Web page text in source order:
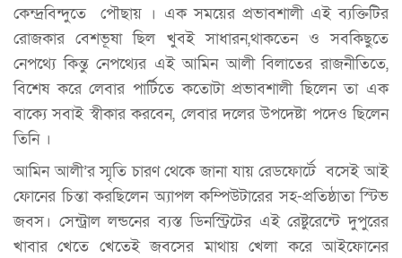
কেন্দ্রবিন্দুতে পৌছায় । এক সময়ের প্রভাবশালী এই ব্যক্তিটির
রোজকার বেশভূষা ছিল খুবই সাধারন,থাকতেন ও সবকিছুতে
নেপথ্যে কিন্তু নেপথ্যের এই আমিন আলী বিলাতের রাজনীতিতে,
বিশেষ করে লেবার পার্টিতে কতোটা প্রভাবশালী ছিলেন তা এক
বাক্যে সবাই স্বীকার করবেন, লেবার দলের উপদেষ্টা পদেও ছিলেন
তিনি ।
আমিন আলী’র স্মৃতি চারণ থেকে জানা যায় রেডফোর্টে বসেই আই
ফোনের চিন্তা করছিলেন অ্যাপল কম্পিউটারের সহ-প্রতিষ্ঠাতা স্টিভ
জবস। সেন্ট্রাল লন্ডনের ব্যস্ত ডিনস্ট্রিটের এই রেষ্টুরেন্টে দুপুরের
খাবার খেতে খেতেই জবসের মাথায় খেলা করে আইফোনের